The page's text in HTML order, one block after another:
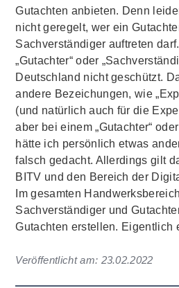
Gutachten anbieten. Denn
nicht geregelt, wer ein
Sachverständiger auftreten
„Gutachter“ oder
Deutschland nicht geschützt.
andere Bezeichungen, wie
(und natürlich auch für die
aber bei einem „Gutachter“
hätte ich persönlich etwas
falsch gedacht. Allerdings gilt
BITV und den Bereich der
Im gesamten
Sachverständiger und
Gutachten erstellen. Eigentlich
Veröffentlicht am: 23.02.2022